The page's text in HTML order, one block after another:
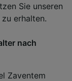
Sie unseren
erhalten.
nach
Zaventem